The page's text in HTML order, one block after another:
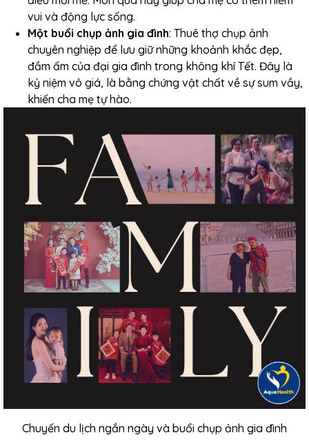
vui và động lực sống.
Một buổi chụp ảnh gia đình: Thuê thợ chụp ảnh
chuyên nghiệp để lưu giữ những khoảnh khắc đẹp,
đầm ấm của đại gia đình trong không khí Tết. Đây là
kỷ niệm vô giá, là bằng chứng vật chất về sự sum vầy,
khiến cha mẹ tự hào.
Chuyến du lịch ngắn ngày và buổi chụp ảnh gia đình